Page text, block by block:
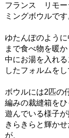
フランス リモー
ミングボウルです
ゆたんぽのよう
まで食べ物を暖
中にお湯を入れ
したフォルムをし
ボウルには2匹の
編みの裁縫箱を
遊んでいる様子が
きらきらと輝か
が、